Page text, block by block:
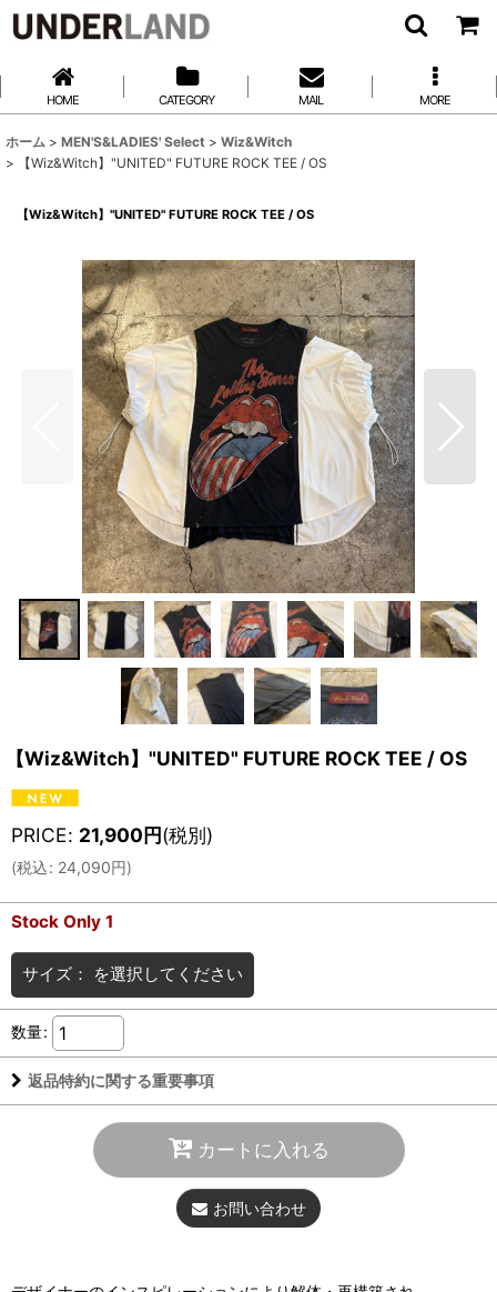
HOME CATEGORY MAIL MORE
ホーム > MEN'S&LADIES' Select > Wiz&Witch
>
【Wiz&Witch】"UNITED" FUTURE ROCK TEE / OS
【Wiz&Witch】"UNITED" FUTURE ROCK TEE / OS
【Wiz&Witch】"UNITED" FUTURE ROCK TEE / OS
PRICE: 21,900円(税別)
(税込: 24,090円)
Stock Only 1
サイズ： を選択してください
数量:
返品特約に関する重要事項
カートに入れる
お問い合わせ